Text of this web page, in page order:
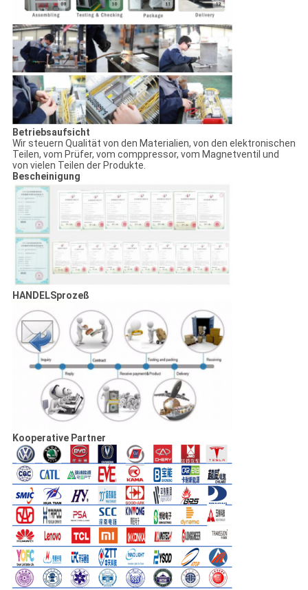
Betriebsaufsicht
Wir steuern Qualität von den Materialien, von den elektronischen
Teilen, vom Prüfer, vom comppressor, vom Magnetventil und
von vielen Teilen der Produkte.
Bescheinigung
HANDELSprozeß
Kooperative Partner